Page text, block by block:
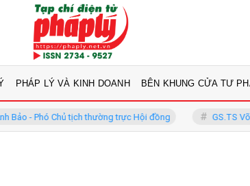
PHÁP LÝ VÀ KINH DOANH BÊN KHUNG CỬA TƯ
Chủ tịch thường trực Hội đồng GS.TS Võ Khánh